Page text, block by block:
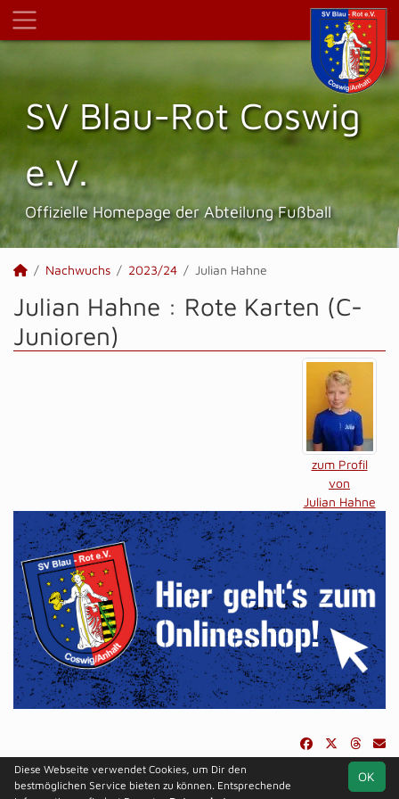
SV Blau-Rot Coswig
e.V.
Offizielle Homepage der Abteilung Fußball
Nachwuchs 2023/24 Julian Hahne
Julian Hahne : Rote Karten (C-
Junioren)
zum Profil
von
Julian Hahne
soccero.de OK
Diese Webseite verwendet Cookies, um Dir den
bestmöglichen Service bieten zu können. Entsprechende